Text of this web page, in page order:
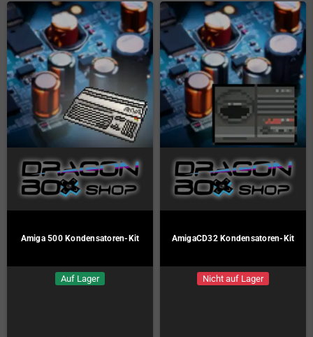
Amiga 500 Kondensatoren-Kit
Auf Lager
AmigaCD32 Kondensatoren-Kit
Nicht auf Lager